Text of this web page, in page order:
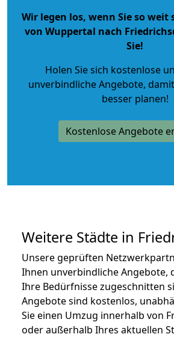
Wir legen los, wenn Sie so weit
von Wuppertal nach
Sie!
Holen Sie sich kostenlose
unverbindliche Angebote,
besser planen!
Kostenlose Angebote
Weitere Städte in
Unsere geprüften
Ihnen unverbindliche Angebote,
Ihre Bedürfnisse zugeschnitten
Angebote sind kostenlos,
Sie einen Umzug innerhalb von
oder außerhalb Ihres aktuellen